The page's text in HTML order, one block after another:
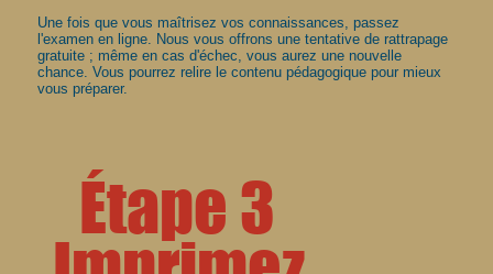
Une fois que vous maîtrisez vos connaissances, passez
l'examen en ligne. Nous vous offrons une tentative de rattrapage
gratuite ; même en cas d'échec, vous aurez une nouvelle
chance. Vous pourrez relire le contenu pédagogique pour mieux
vous préparer.
Étape 3